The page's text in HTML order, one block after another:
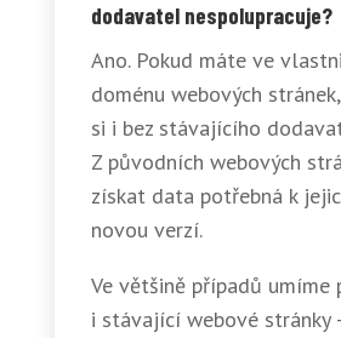
dodavatel nespolupracuje?
Ano. Pokud máte ve
doménu webových
si i bez stávajícího
Z původních webových
získat data potřebná k
novou verzí.
Ve většině případů umíme
i stávající webové stránky